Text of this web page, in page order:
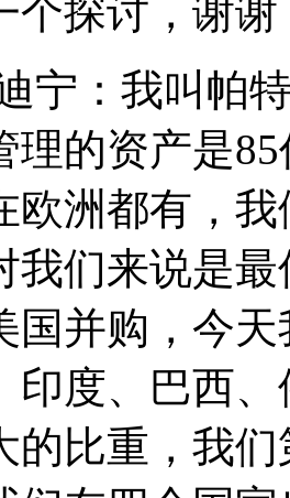
个探讨，谢谢
宁：我叫帕
理的资产是
欧洲都有，
我们来说是
国并购，今
印度、巴西
的比重，我